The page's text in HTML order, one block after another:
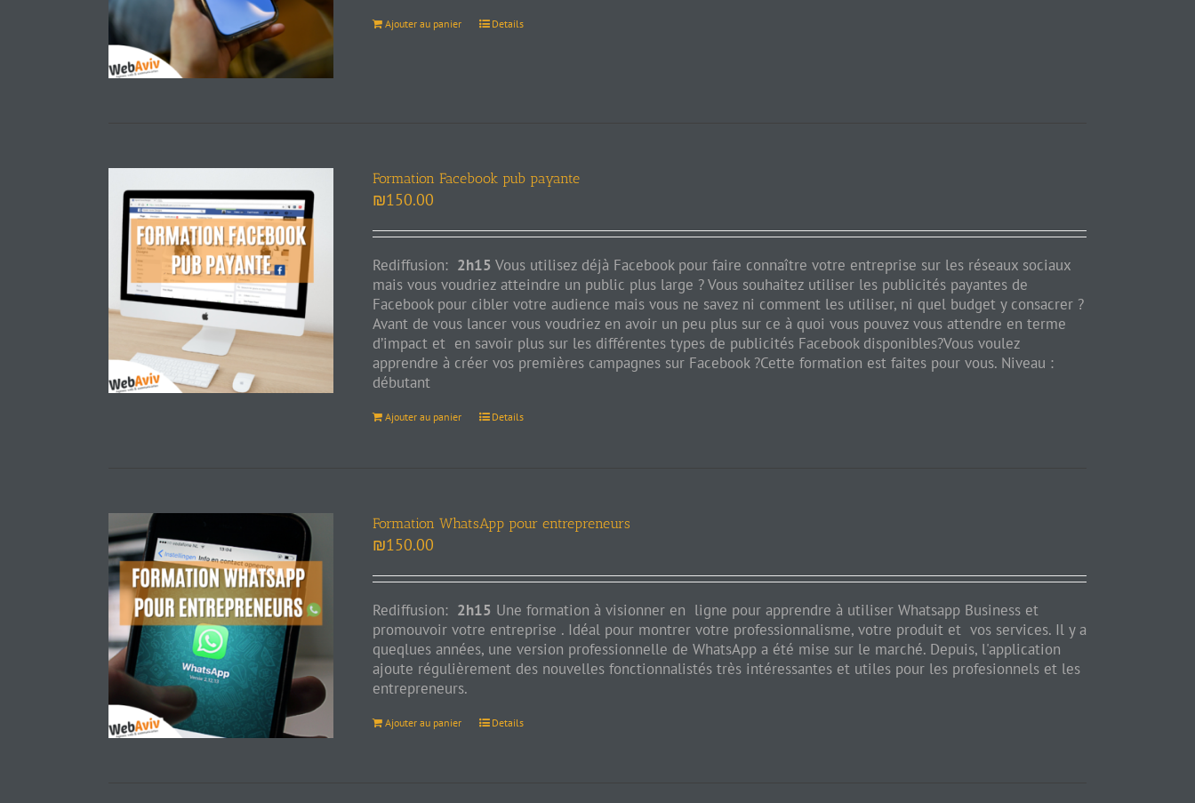
Ajouter au panier Details
Formation Facebook pub payante
₪150.00
Rediffusion: 2h15 Vous utilisez déjà Facebook pour faire connaître votre entreprise sur les réseaux sociaux
mais vous voudriez atteindre un public plus large ? Vous souhaitez utiliser les publicités payantes de
Facebook pour cibler votre audience mais vous ne savez ni comment les utiliser, ni quel budget y consacrer ?
Avant de vous lancer vous voudriez en avoir un peu plus sur ce à quoi vous pouvez vous attendre en terme
d’impact et en savoir plus sur les différentes types de publicités Facebook disponibles?Vous voulez
apprendre à créer vos premières campagnes sur Facebook ?Cette formation est faites pour vous. Niveau :
débutant
Ajouter au panier Details
Formation WhatsApp pour entrepreneurs
₪150.00
Rediffusion: 2h15 Une formation à visionner en ligne pour apprendre à utiliser Whatsapp Business et
promouvoir votre entreprise . Idéal pour montrer votre professionnalisme, votre produit et vos services. Il y a
queqlues années, une version professionnelle de WhatsApp a été mise sur le marché. Depuis, l'application
ajoute régulièrement des nouvelles fonctionnalistés très intéressantes et utiles pour les profesionnels et les
entrepreneurs.
Ajouter au panier Details